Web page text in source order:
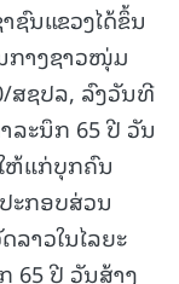
ນແຂວງໄດ້ຂຶ້ນ
ກາງຊາວໜຸ່ມ
ສຊປລ, ລົງວັນທີ
ລະນຶກ 65 ປີ ວັນ
ຫ້ແກ່ບຸກຄົນ
ະກອບສ່ວນ
າວໃນໄລຍະ
65 ປີ ວັນສ້າງ